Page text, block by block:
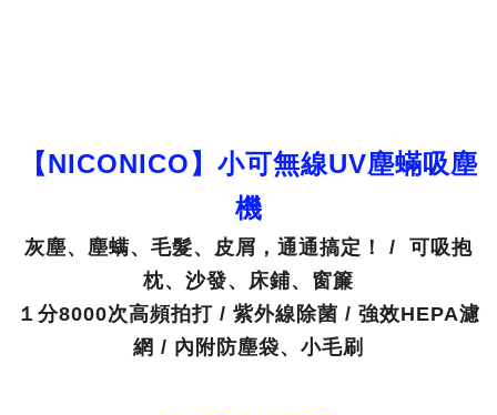
【NICONICO】小可無線UV塵蟎吸塵
機
灰塵、塵螨、毛髮、皮屑，通通搞定！ / 可吸抱
枕、沙發、床鋪、窗簾
１分8000次高頻拍打 / 紫外線除菌 / 強效HEPA濾
網 / 內附防塵袋、小毛刷